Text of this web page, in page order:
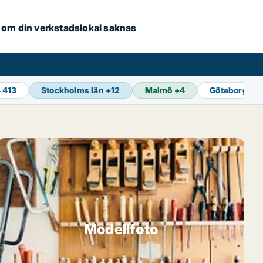
din verkstadslokal saknas
413 Stockholms län +12 Malmö +4 Göteborg
Modellfoto